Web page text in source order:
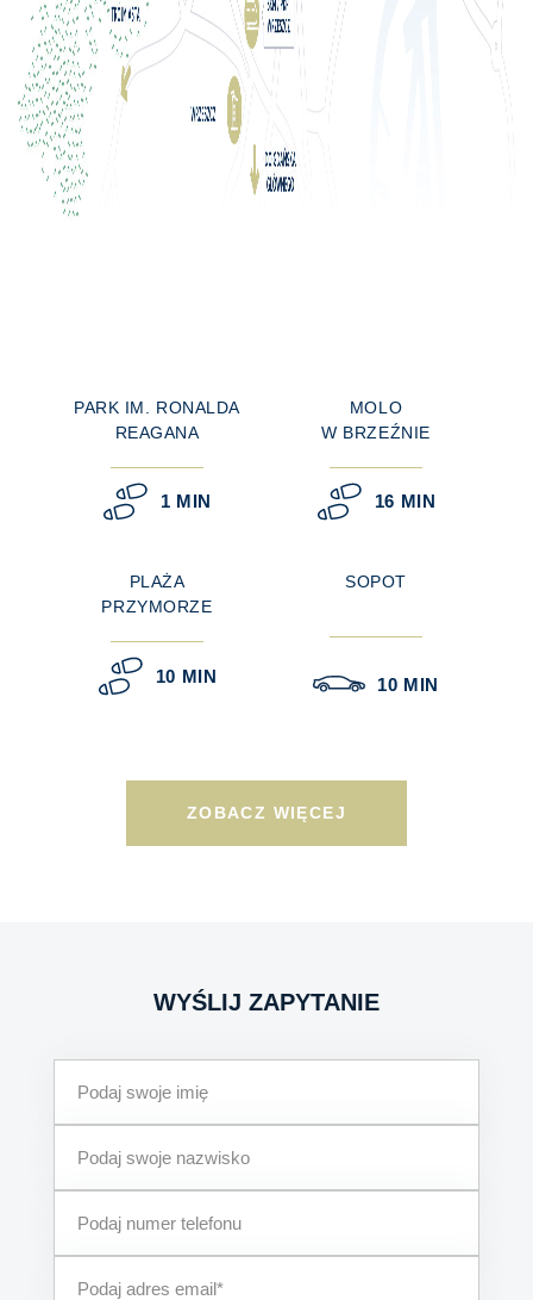
PARK IM. RONALDA
REAGANA
1 MIN
MOLO
W BRZEŹNIE
16 MIN
PLAŻA
PRZYMORZE
10 MIN
SOPOT
10 MIN
ZOBACZ WIĘCEJ
WYŚLIJ ZAPYTANIE